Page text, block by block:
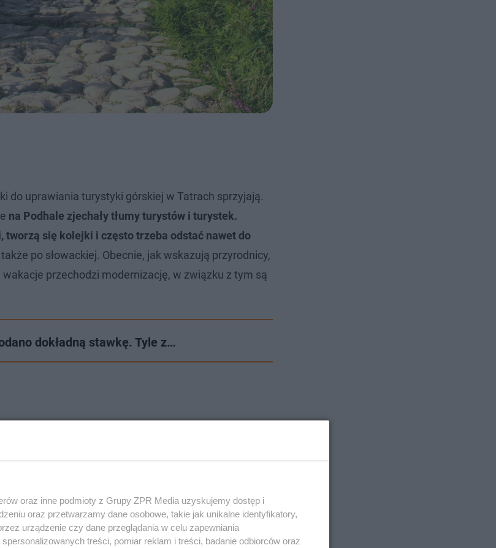
do uprawiania turystyki górskiej w Tatrach sprzyjają.
na Podhale zjechały tłumy turystów i turystek.
tworzą się kolejki i często trzeba odstać nawet do
po słowackiej. Obecnie, jak wskazują przyrodnicy,
przechodzi modernizację, w związku z tym są
dokładną stawkę. Tyle z…
oraz inne podmioty z Grupy ZPR Media uzyskujemy dostęp i
oraz przetwarzamy dane osobowe, takie jak unikalne identyfikatory,
urządzenie czy dane przeglądania w celu zapewniania
treści, pomiar reklam i treści, badanie odbiorców oraz